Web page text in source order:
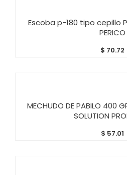
Escoba p-180 tipo cepillo
PERICO
$ 70.72
MECHUDO DE PABILO 400
SOLUTION
$ 57.01